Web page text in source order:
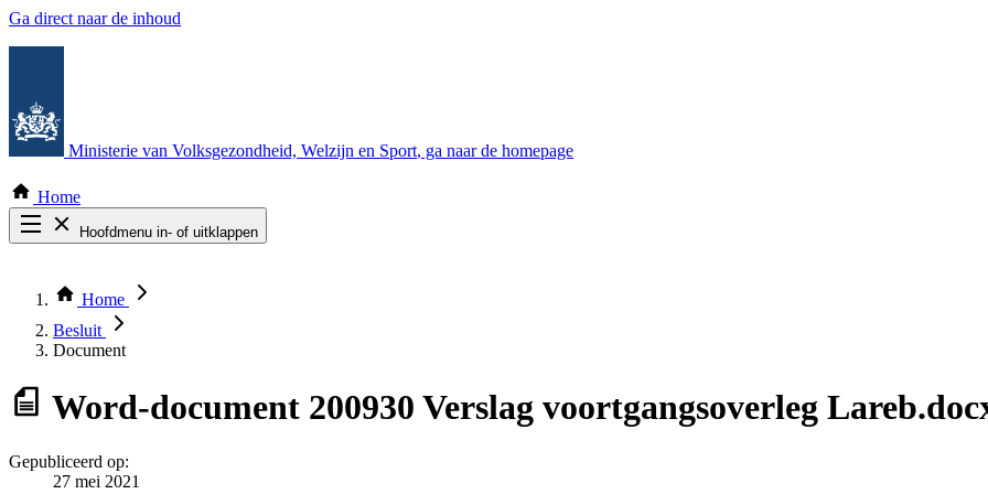
Ga direct naar de inhoud
Ministerie van Volksgezondheid, Welzijn en Sport, ga naar de homepage
Home
Hoofdmenu in- of uitklappen
Thema COVID-19
Bekijk per bestuursorgaan
Home
Besluit
Document
Word-document 200930 Verslag voortgangsoverleg
Gepubliceerd op:
27 mei 2021